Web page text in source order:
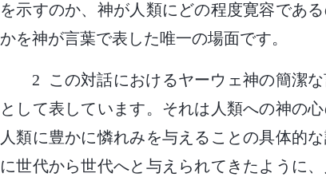
を示すのか、神が人類にどの程度寛容であ
かを神が言葉で表した唯一の場面です。
2 この対話におけるヤーウェ神の簡潔
として表しています。それは人類への神の
人類に豊かに憐れみを与えることの具体的
に世代から世代へと与えられてきたように